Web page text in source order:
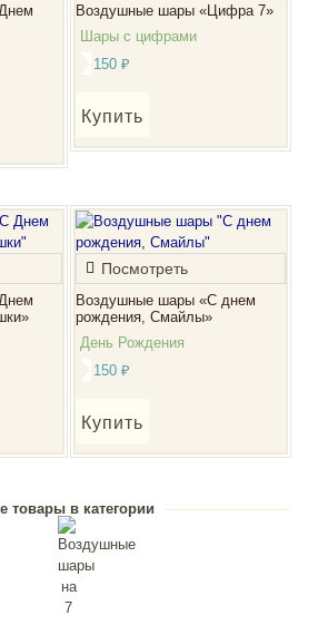
Воздушные шары «Цифра 7»
Шары с цифрами
150 ₽
Купить
Посмотреть
Воздушные шары «С днем
рождения, Смайлы»
День Рождения
150 ₽
Купить
товары в категории